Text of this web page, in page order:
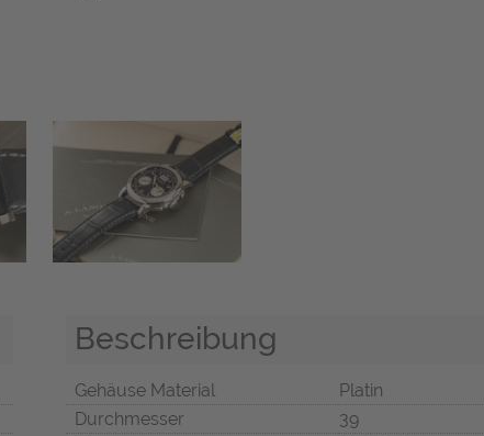
Beschreibung
Gehäuse Material
Platin
Durchmesser
39